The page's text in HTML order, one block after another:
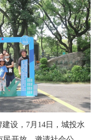
设，7月14日，城投水